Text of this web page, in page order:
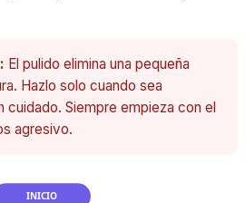
El pulido elimina una pequeña
Hazlo solo cuando sea
cuidado. Siempre empieza con el
agresivo.
INICIO